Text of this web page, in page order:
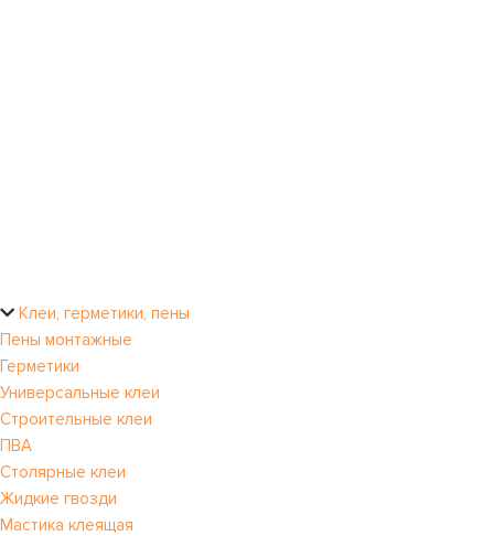
Клеи, герметики, пены
Пены монтажные
Герметики
Универсальные клеи
Строительные клеи
ПВА
Столярные клеи
Жидкие гвозди
Мастика клеящая